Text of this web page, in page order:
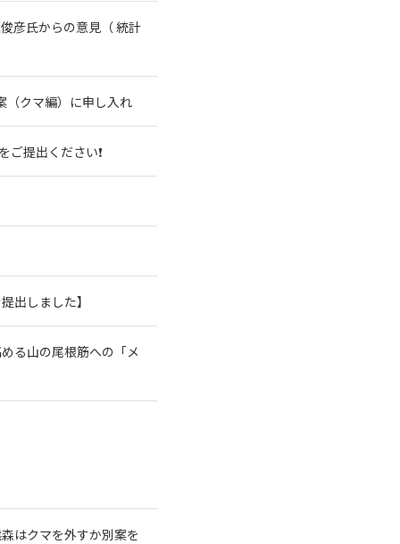
彦氏からの意見（ 統計
クマ編）に申し入れ
提出ください❗
出しました】
る山の尾根筋への「メ
はクマを外すか別案を